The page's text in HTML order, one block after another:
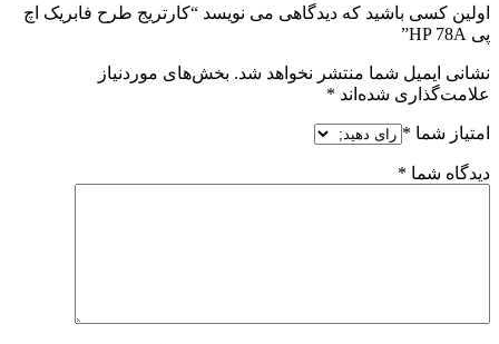
اولین کسی باشید که دیدگاهی می نویسد “کارتریج طرح فابریک اچ
پی HP 78A”
نشانی ایمیل شما منتشر نخواهد شد. بخش‌های موردنیاز
علامت‌گذاری شده‌اند *
امتیاز شما *
دیدگاه شما *